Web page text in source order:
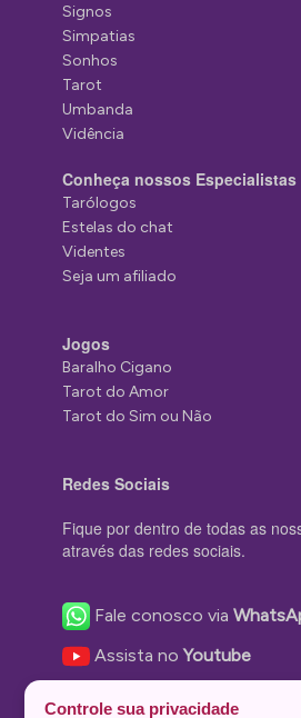
Signos
Simpatias
Sonhos
Tarot
Umbanda
Vidência
Conheça nossos Especialistas
Tarólogos
Estelas do chat
Videntes
Seja um afiliado
Jogos
Baralho Cigano
Tarot do Amor
Tarot do Sim ou Não
Redes Sociais
Fique por dentro de todas as
através das redes sociais.
Fale conosco via
Assista noYoutube
Controle sua privacidade